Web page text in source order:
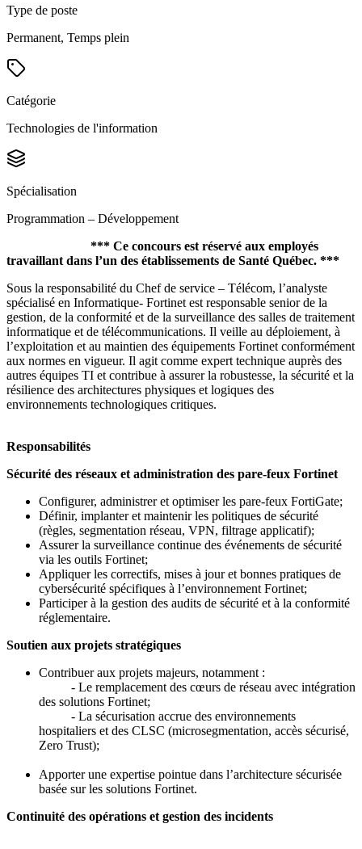
Type de poste
Permanent, Temps plein
Catégorie
Technologies de l'information
Spécialisation
Programmation – Développement
*** Ce concours est réservé aux employés
travaillant dans l’un des établissements de Santé Québec. ***
Sous la responsabilité du Chef de service – Télécom, l’analyste
spécialisé en Informatique- Fortinet est responsable senior de la
gestion, de la conformité et de la surveillance des salles de traitement
informatique et de télécommunications. Il veille au déploiement, à
l’exploitation et au maintien des équipements Fortinet conformément
aux normes en vigueur. Il agit comme expert technique auprès des
autres équipes TI et contribue à assurer la robustesse, la sécurité et la
résilience des architectures physiques et logiques des
environnements technologiques critiques.
Responsabilités
Sécurité des réseaux et administration des pare-feux Fortinet
Configurer, administrer et optimiser les pare-feux FortiGate;
Définir, implanter et maintenir les politiques de sécurité
(règles, segmentation réseau, VPN, filtrage applicatif);
Assurer la surveillance continue des événements de sécurité
via les outils Fortinet;
Appliquer les correctifs, mises à jour et bonnes pratiques de
cybersécurité spécifiques à l’environnement Fortinet;
Participer à la gestion des audits de sécurité et à la conformité
réglementaire.
Soutien aux projets stratégiques
Contribuer aux projets majeurs, notamment :
- Le remplacement des cœurs de réseau avec intégration
des solutions Fortinet;
- La sécurisation accrue des environnements
hospitaliers et des CLSC (microsegmentation, accès sécurisé,
Zero Trust);
Apporter une expertise pointue dans l’architecture sécurisée
basée sur les solutions Fortinet.
Continuité des opérations et gestion des incidents